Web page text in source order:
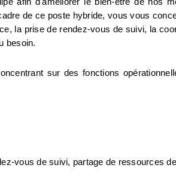
de ce poste hybride, vous vous
la prise de rendez-vous de suivi, la
besoin.
sur des fonctions
vous de suivi, partage de ressources